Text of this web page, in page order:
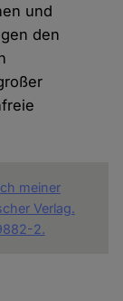
und
den
meiner
Verlag.
2.